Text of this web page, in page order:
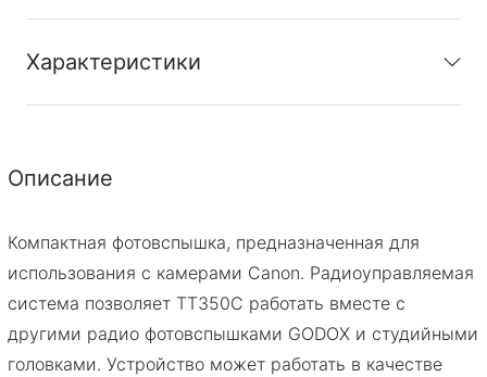
Характеристики
Гарантия:
PDF Скачать инструкцию
Описание
Компактная фотовспышка, предназначенная для
использования с камерами Canon. Радиоуправляемая
система позволяет TT350С работать вместе с
другими радио фотовспышками GODOX и студийными
головками. Устройство может работать в качестве